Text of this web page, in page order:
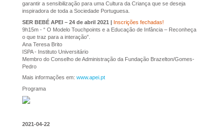
garantir a sensibilização para uma Cultura da Criança que se deseja
inspiradora de toda a Sociedade Portuguesa.
SER BEBÉ APEI – 24 de abril 2021 | Inscrições fechadas!
9h15m - “ O Modelo Touchpoints e a Educação de Infância – Reconheça
o que traz para a interação”.
Ana Teresa Brito
ISPA - Instituto Universitário
Membro do Conselho de Administração da Fundação Brazelton/Gomes-
Pedro
Mais informações em: www.apei.pt
Programa
2021-04-22